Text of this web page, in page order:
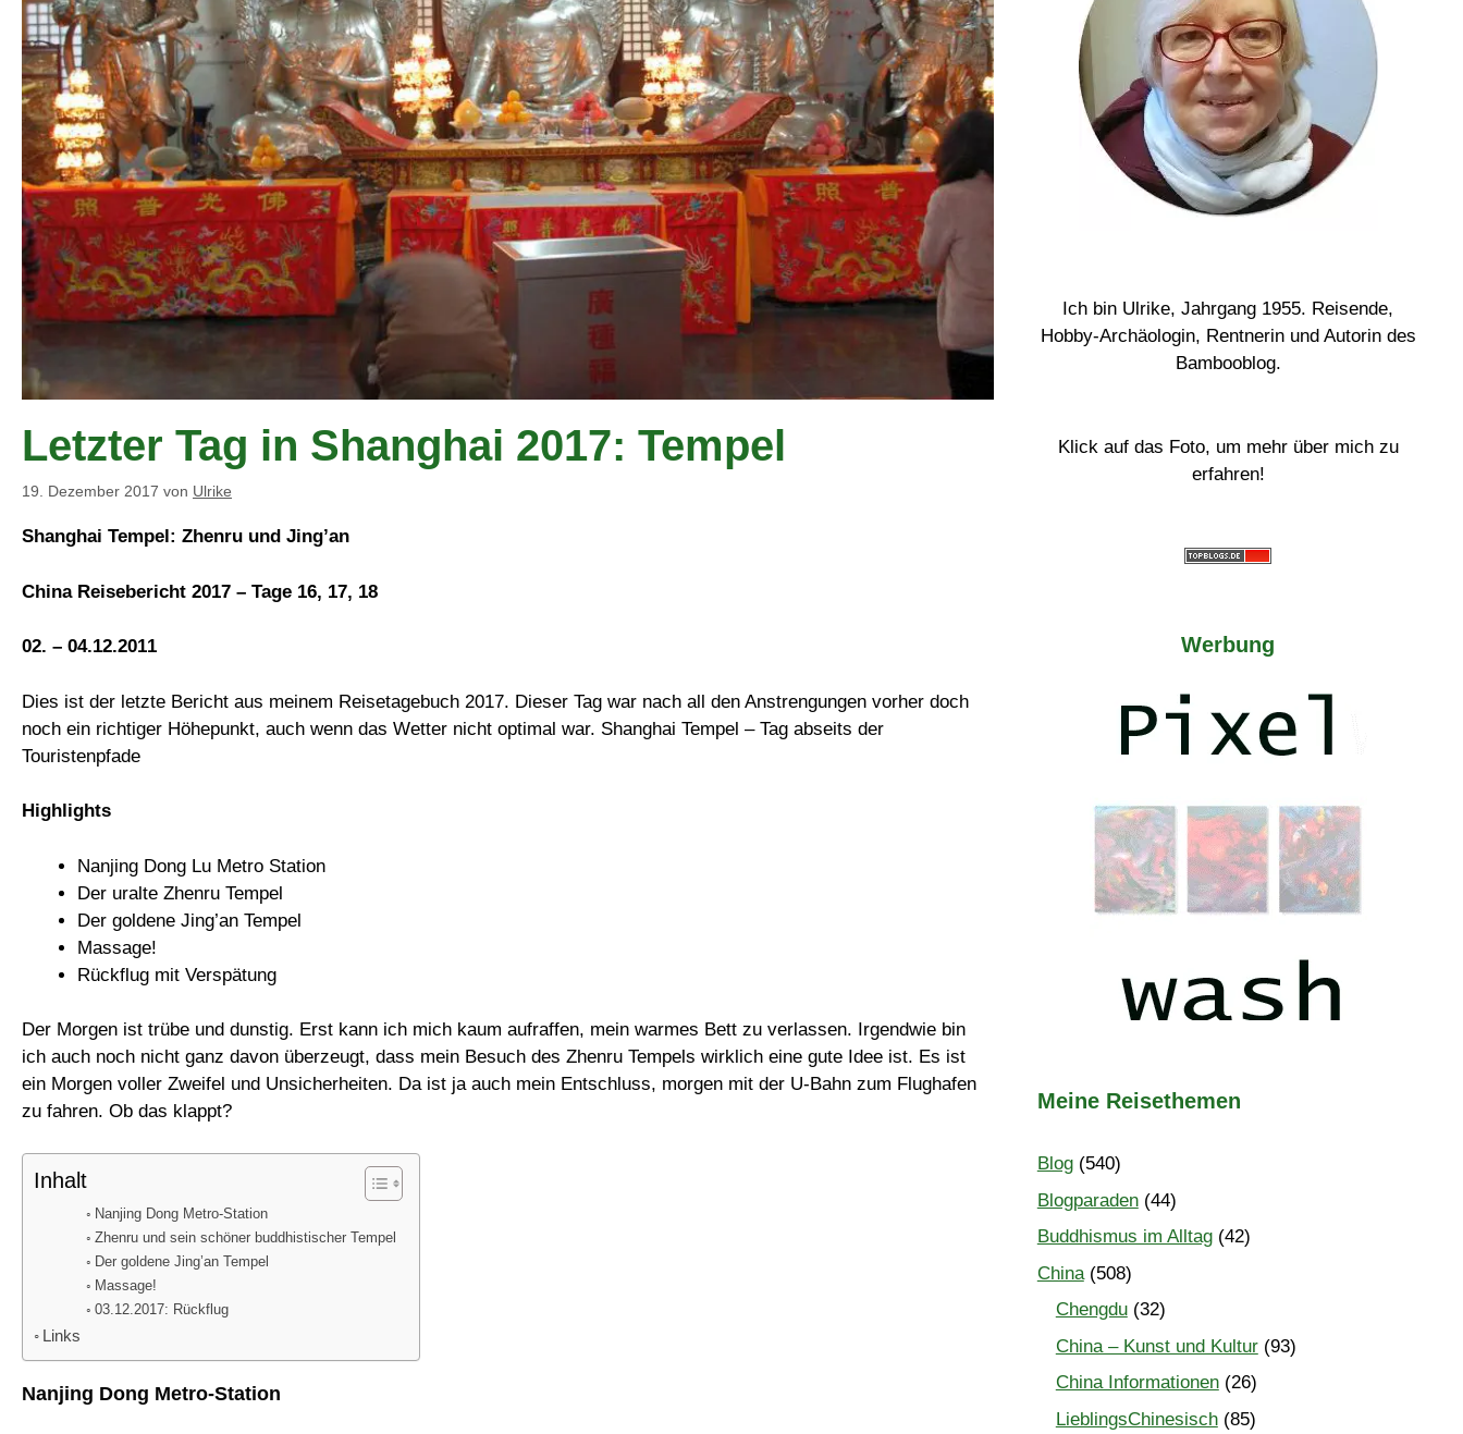
Letzter Tag in Shanghai 2017: Tempel
19. Dezember 2017 von Ulrike
Shanghai Tempel: Zhenru und Jing’an
China Reisebericht 2017 – Tage 16, 17, 18
02. – 04.12.2011
Dies ist der letzte Bericht aus meinem Reisetagebuch 2017. Dieser Tag war nach all den Anstrengungen vorher doch
noch ein richtiger Höhepunkt, auch wenn das Wetter nicht optimal war. Shanghai Tempel – Tag abseits der
Touristenpfade
Highlights
Nanjing Dong Lu Metro Station
Der uralte Zhenru Tempel
Der goldene Jing’an Tempel
Massage!
Rückflug mit Verspätung
Der Morgen ist trübe und dunstig. Erst kann ich mich kaum aufraffen, mein warmes Bett zu verlassen. Irgendwie bin
ich auch noch nicht ganz davon überzeugt, dass mein Besuch des Zhenru Tempels wirklich eine gute Idee ist. Es ist
ein Morgen voller Zweifel und Unsicherheiten. Da ist ja auch mein Entschluss, morgen mit der U-Bahn zum Flughafen
zu fahren. Ob das klappt?
Inhalt
Nanjing Dong Metro-Station
Zhenru und sein schöner buddhistischer Tempel
Der goldene Jing’an Tempel
Massage!
03.12.2017: Rückflug
Links
Nanjing Dong Metro-Station
Ich bin Ulrike, Jahrgang 1955. Reisende,
Hobby-Archäologin, Rentnerin und Autorin des
Bambooblog.
Klick auf das Foto, um mehr über mich zu
erfahren!
Werbung
Meine Reisethemen
Blog(540)
Blogparaden(44)
Buddhismus im Alltag(42)
China(508)
Chengdu(32)
China – Kunst und Kultur(93)
China Informationen(26)
LieblingsChinesisch(85)